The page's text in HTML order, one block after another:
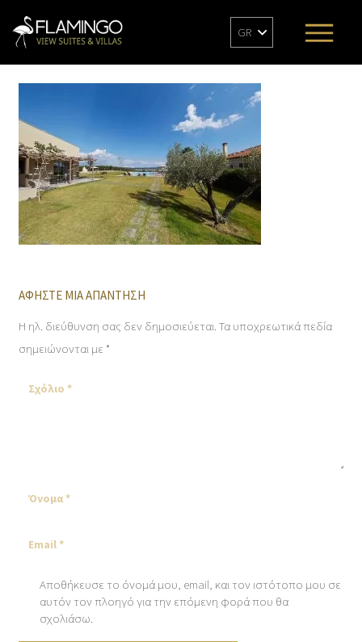
GR
ΑΦΉΣΤΕ ΜΙΑ ΑΠΆΝΤΗΣΗ
Η ηλ. διεύθυνση σας δεν δημοσιεύεται. Τα υποχρεωτικά πεδία
σημειώνονται με *
Αποθήκευσε το όνομά μου, email, και τον ιστότοπο μου σε
αυτόν τον πλοηγό για την επόμενη φορά που θα
σχολιάσω.